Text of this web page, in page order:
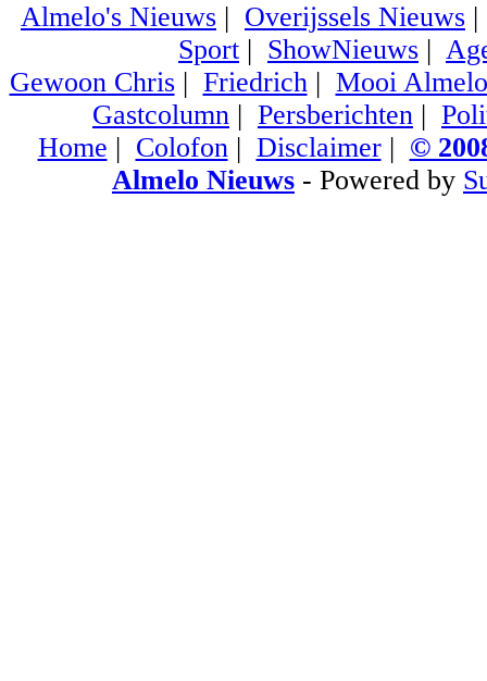
Almelo's Nieuws | Overijssels Nieuws
Sport | ShowNieuws |
Gewoon Chris| Friedrich| Mooi Almelo
Gastcolumn | Persberichten |
Home | Colofon| Disclaimer| ©
Almelo Nieuws - Powered by